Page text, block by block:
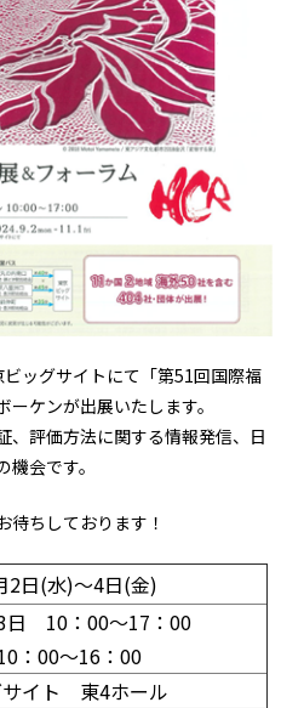
ッグサイトにて「第51回国際福
ケンが出展いたします。
、評価方法に関する情報発信、日
会です。
待ちしております！
2日(水)～4日(金)
日 10：00～17：00
：00～16：00
サイト 東4ホール